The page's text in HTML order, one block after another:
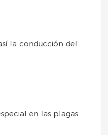
la conducción del
en las plagas